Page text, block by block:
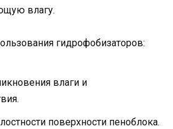
влагу.
гидрофобизаторов:
влаги и
поверхности пеноблока.